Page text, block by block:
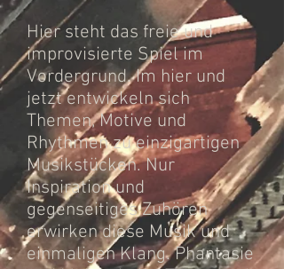
Hier steht das freie und
improvisierte Spiel im
Vordergrund. Im hier und
jetzt entwickeln sich
Themen, Motive und
Rhythmen zu einzigartigen
Musikstücken. Nur
Inspiration und
gegenseitiges Zuhören
erwirken diese Musik und
einmaligen Klang. Phantasie